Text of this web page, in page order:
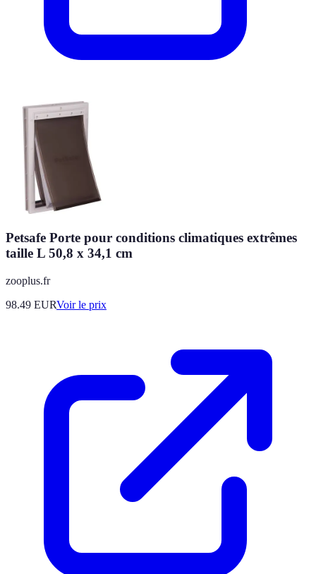
Petsafe Porte pour conditions climatiques extrêmes
taille L 50,8 x 34,1 cm
zooplus.fr
98.49 EURVoir le prix